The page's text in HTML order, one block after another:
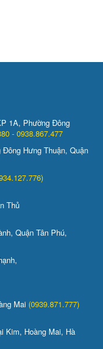
1A, Phường Đông
- 0938.867.477
Hưng Thuận, Quận
Thủ
Quận Tân Phú,
Mai (0939.871.777)
Kim, Hoàng Mai, Hà